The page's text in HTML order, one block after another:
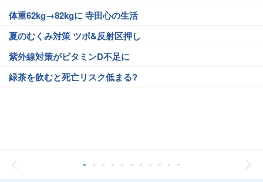
体重62kg→82kgに 寺田心の生活
夏のむくみ対策 ツボ&反射区押し
紫外線対策がビタミンD不足に
緑茶を飲むと死亡リスク低まる?